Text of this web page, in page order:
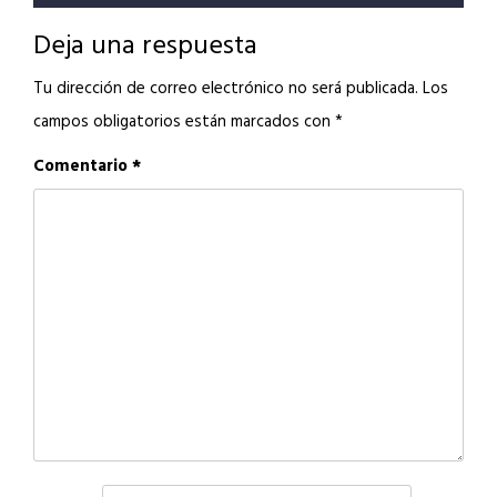
Deja una respuesta
Tu dirección de correo electrónico no será publicada. Los
campos obligatorios están marcados con *
Comentario*